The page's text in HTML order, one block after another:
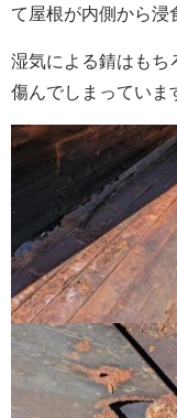
て屋根が内側から浸
湿気による錆はもち
傷んでしまっていま